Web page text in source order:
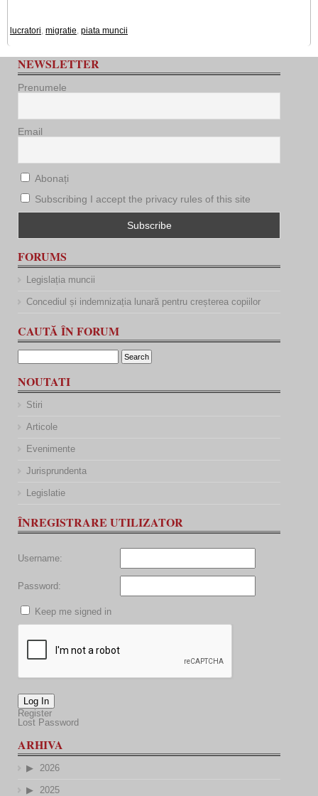
lucratori, migratie, piata muncii
NEWSLETTER
Prenumele
Email
Abonați
Subscribing I accept the privacy rules of this site
FORUMS
Legislația muncii
Concediul și indemnizația lunară pentru creșterea copiilor
CAUTĂ ÎN FORUM
NOUTATI
Stiri
Articole
Evenimente
Jurisprundenta
Legislatie
ÎNREGISTRARE UTILIZATOR
Username:
Password:
Keep me signed in
Log In
Register
Lost Password
ARHIVA
2026
2025